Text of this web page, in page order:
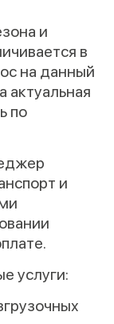
и
в
на данный
актуальная
по
и
услуги: